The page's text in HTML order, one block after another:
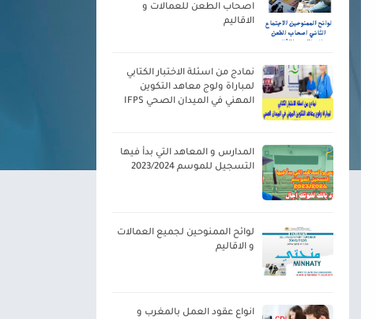
اصحاب الطعن للعمالات و
الاقاليم
نمادج من اسئلة الاختبار الكتابي
لمباراة ولوج معاهد التكوين
المهني في الميدان الصحي IFPS
المدارس و المعاهد التي بدأ فيها
التسجيل للموسم 2023/2024
لوائح الممنوحين لجميع العمالات
و الاقاليم
انواع عقود العمل بالمغرب و